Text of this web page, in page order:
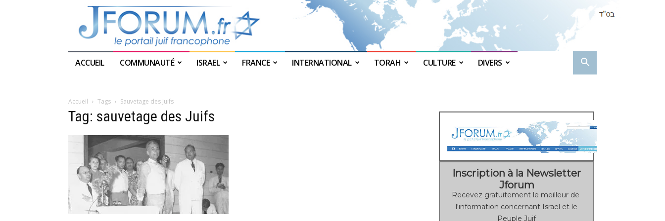
ACCUEIL COMMUNAUTÉ ISRAEL FRANCE INTERNATIONAL TORAH CULTURE DIVERS
Accueil Tags Sauvetage des Juifs
Tag: sauvetage des Juifs
Inscription à la Newsletter
Jforum
Recevez gratuitement le meilleur de
l'information concernant Israël et le
Peuple Juif